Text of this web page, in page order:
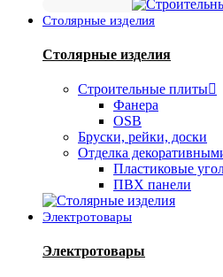
Столярные изделия
Столярные изделия
Строительные плиты
Фанера
OSB
Бруски, рейки, доски
Отделка
Пластиковые
ПВХ панели
Электротовары
Электротовары